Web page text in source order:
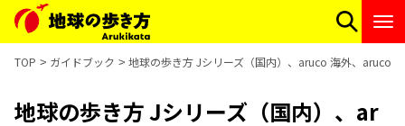
TOP ガイドブック 地球の歩き方 Jシリーズ（国内）、aruco 海外、aruco
地球の歩き方 Jシリーズ（国内）、ar